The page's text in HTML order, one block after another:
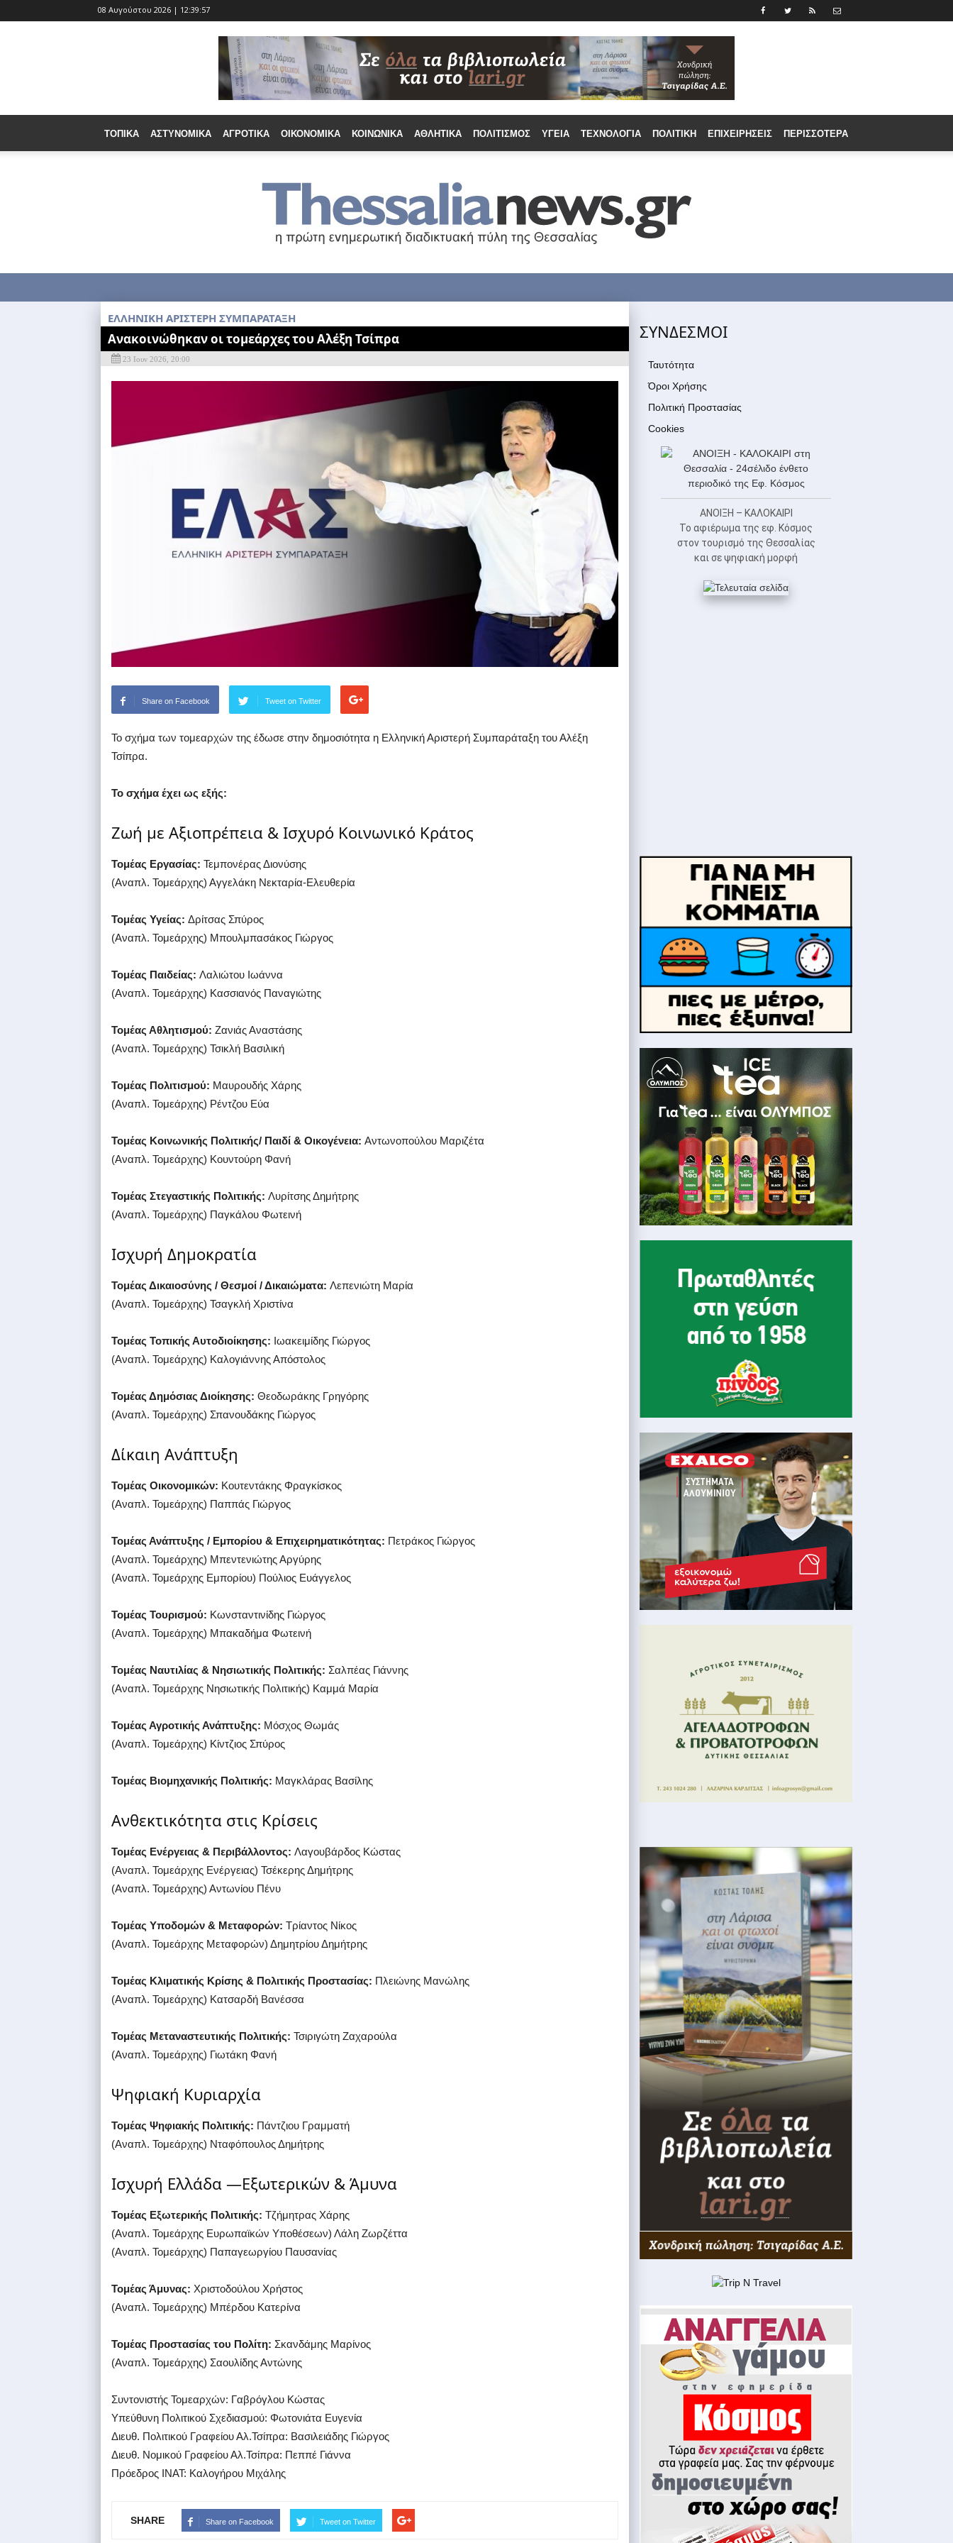
08 Αυγούστου 2026 | 12:39:59
ΤΟΠΙΚΆ ΑΣΤΥΝΟΜΙΚΆ ΑΓΡΟΤΙΚΆ ΟΙΚΟΝΟΜΙΚΆ ΚΟΙΝΩΝΙΚΆ ΑΘΛΗΤΙΚΆ ΠΟΛΙΤΙΣΜΌΣ ΥΓΕΊΑ ΤΕΧΝΟΛΟΓΊΑ ΠΟΛΙΤΙΚΉ ΕΠΙΧΕΙΡΉΣΕΙΣ ΠΕΡΙΣΣΟΤΕΡΑ
ΕΛΛΗΝΙΚΗ ΑΡΙΣΤΕΡΗ ΣΥΜΠΑΡΑΤΑΞΗ
Ανακοινώθηκαν οι τομεάρχες του Αλέξη Τσίπρα
23 Ιουν 2026, 20:00
Share on Facebook Tweet on Twitter
Το σχήμα των τομεαρχών της έδωσε στην δημοσιότητα η Ελληνική Αριστερή Συμπαράταξη του Αλέξη
Τσίπρα.
Το σχήμα έχει ως εξής:
Ζωή με Αξιοπρέπεια & Ισχυρό Κοινωνικό Κράτος
Τομέας Εργασίας: Τεμπονέρας Διονύσης
(Αναπλ. Τομεάρχης) Αγγελάκη Νεκταρία-Ελευθερία
Τομέας Υγείας: Δρίτσας Σπύρος
(Αναπλ. Τομεάρχης) Μπουλμπασάκος Γιώργος
Τομέας Παιδείας: Λαλιώτου Ιωάννα
(Αναπλ. Τομεάρχης) Κασσιανός Παναγιώτης
Τομέας Αθλητισμού: Ζανιάς Αναστάσης
(Αναπλ. Τομεάρχης) Τσικλή Βασιλική
Τομέας Πολιτισμού: Μαυρουδής Χάρης
(Αναπλ. Τομεάρχης) Ρέντζου Εύα
Τομέας Κοινωνικής Πολιτικής/ Παιδί & Οικογένεια: Αντωνοπούλου Μαριζέτα
(Αναπλ. Τομεάρχης) Κουντούρη Φανή
Τομέας Στεγαστικής Πολιτικής: Λυρίτσης Δημήτρης
(Αναπλ. Τομεάρχης) Παγκάλου Φωτεινή
Ισχυρή Δημοκρατία
Τομέας Δικαιοσύνης / Θεσμοί / Δικαιώματα: Λεπενιώτη Μαρία
(Αναπλ. Τομεάρχης) Τσαγκλή Χριστίνα
Τομέας Τοπικής Αυτοδιοίκησης: Ιωακειμίδης Γιώργος
(Αναπλ. Τομεάρχης) Καλογιάννης Απόστολος
Τομέας Δημόσιας Διοίκησης: Θεοδωράκης Γρηγόρης
(Αναπλ. Τομεάρχης) Σπανουδάκης Γιώργος
Δίκαιη Ανάπτυξη
Τομέας Οικονομικών: Κουτεντάκης Φραγκίσκος
(Αναπλ. Τομεάρχης) Παππάς Γιώργος
Τομέας Ανάπτυξης / Εμπορίου & Επιχειρηματικότητας: Πετράκος Γιώργος
(Αναπλ. Τομεάρχης) Μπεντενιώτης Αργύρης
(Αναπλ. Τομεάρχης Εμπορίου) Πούλιος Ευάγγελος
Τομέας Τουρισμού: Κωνσταντινίδης Γιώργος
(Αναπλ. Τομεάρχης) Μπακαδήμα Φωτεινή
Τομέας Ναυτιλίας & Νησιωτικής Πολιτικής: Σαλπέας Γιάννης
(Αναπλ. Τομεάρχης Νησιωτικής Πολιτικής) Καμμά Μαρία
Τομέας Αγροτικής Ανάπτυξης: Μόσχος Θωμάς
(Αναπλ. Τομεάρχης) Κίντζιος Σπύρος
Τομέας Βιομηχανικής Πολιτικής: Μαγκλάρας Βασίλης
Ανθεκτικότητα στις Κρίσεις
Τομέας Ενέργειας & Περιβάλλοντος: Λαγουβάρδος Κώστας
(Αναπλ. Τομεάρχης Ενέργειας) Τσέκερης Δημήτρης
(Αναπλ. Τομεάρχης) Αντωνίου Πένυ
Τομέας Υποδομών & Μεταφορών: Τρίαντος Νίκος
(Αναπλ. Τομεάρχης Μεταφορών) Δημητρίου Δημήτρης
Τομέας Κλιματικής Κρίσης & Πολιτικής Προστασίας: Πλειώνης Μανώλης
(Αναπλ. Τομεάρχης) Κατσαρδή Βανέσσα
Τομέας Μεταναστευτικής Πολιτικής: Τσιριγώτη Ζαχαρούλα
(Αναπλ. Τομεάρχης) Γιωτάκη Φανή
Ψηφιακή Κυριαρχία
Τομέας Ψηφιακής Πολιτικής: Πάντζιου Γραμματή
(Αναπλ. Τομεάρχης) Νταφόπουλος Δημήτρης
Ισχυρή Ελλάδα —Εξωτερικών & Άμυνα
Τομέας Εξωτερικής Πολιτικής: Τζήμητρας Χάρης
(Αναπλ. Τομεάρχης Ευρωπαϊκών Υποθέσεων) Λάλη Ζωρζέττα
(Αναπλ. Τομεάρχης) Παπαγεωργίου Παυσανίας
Τομέας Άμυνας: Χριστοδούλου Χρήστος
(Αναπλ. Τομεάρχης) Μπέρδου Κατερίνα
Τομέας Προστασίας του Πολίτη: Σκανδάμης Μαρίνος
(Αναπλ. Τομεάρχης) Σαουλίδης Αντώνης
Συντονιστής Τομεαρχών: Γαβρόγλου Κώστας
Υπεύθυνη Πολιτικού Σχεδιασμού: Φωτονιάτα Ευγενία
Διευθ. Πολιτικού Γραφείου Αλ.Τσίπρα: Βασιλειάδης Γιώργος
Διευθ. Νομικού Γραφείου Αλ.Τσίπρα: Πεππέ Γιάννα
Πρόεδρος ΙΝΑΤ: Καλογήρου Μιχάλης
SHARE Share on Facebook Tweet on Twitter
ΣΥΝΔΕΣΜΟΙ
Ταυτότητα
Όροι Χρήσης
Πολιτική Προστασίας
Cookies
ΑΝΟΙΞΗ – ΚΑΛΟΚΑΙΡΙ
Το αφιέρωμα της εφ. Κόσμος
στον τουρισμό της Θεσσαλίας
και σε ψηφιακή μορφή